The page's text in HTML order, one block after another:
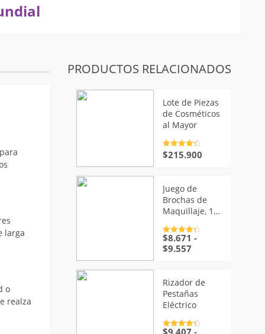
larga
o
realza
PRODUCTOS RELACIONADOS
Lote de Piezas
de Cosméticos
al Mayor
Valorado
con4.5de
$215.900
Juego de
Brochas de
Maquillaje, 13
Valorado
con4.5
de
5
$8.671 -
$9.557Rango
desde
$8.671
hasta
$9.557
Rizador de
Pestañas
Eléctrico
Valorado
$9.407 -